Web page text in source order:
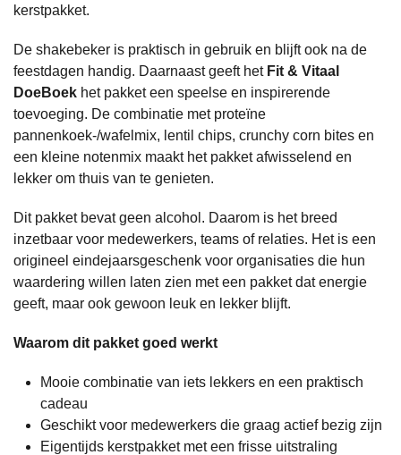
kerstpakket.
De shakebeker is praktisch in gebruik en blijft ook na de
feestdagen handig. Daarnaast geeft het Fit & Vitaal
DoeBoek het pakket een speelse en inspirerende
toevoeging. De combinatie met proteïne
pannenkoek-/wafelmix, lentil chips, crunchy corn bites en
een kleine notenmix maakt het pakket afwisselend en
lekker om thuis van te genieten.
Dit pakket bevat geen alcohol. Daarom is het breed
inzetbaar voor medewerkers, teams of relaties. Het is een
origineel eindejaarsgeschenk voor organisaties die hun
waardering willen laten zien met een pakket dat energie
geeft, maar ook gewoon leuk en lekker blijft.
Waarom dit pakket goed werkt
Mooie combinatie van iets lekkers en een praktisch
cadeau
Geschikt voor medewerkers die graag actief bezig zijn
Eigentijds kerstpakket met een frisse uitstraling